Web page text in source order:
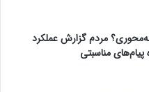
مردم گزارش عملکرد
پیام‌های مناسبتی